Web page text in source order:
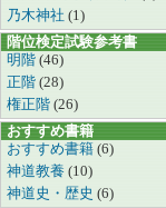
乃木神社 (1)
階位検定試験参考書
明階 (46)
正階 (28)
権正階 (26)
おすすめ書籍
おすすめ書籍 (6)
神道教養 (10)
神道史・歴史 (6)